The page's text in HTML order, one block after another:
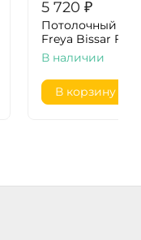
5 720 ₽
Потолочный
Freya Bissar
В наличии
В корзину